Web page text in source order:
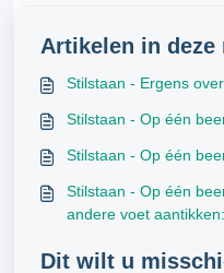
Artikelen in deze
Stilstaan - Ergens
Stilstaan - Op één
Stilstaan - Op één
Stilstaan - Op één
andere voet
Dit wilt u